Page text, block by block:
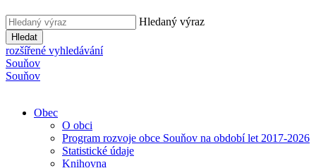
Hledaný výraz
Hledat
rozšířené vyhledávání
Souňov
Souňov
Obec
O obci
Program rozvoje obce Souňov na období let 2017-2026
Statistické údaje
Knihovna